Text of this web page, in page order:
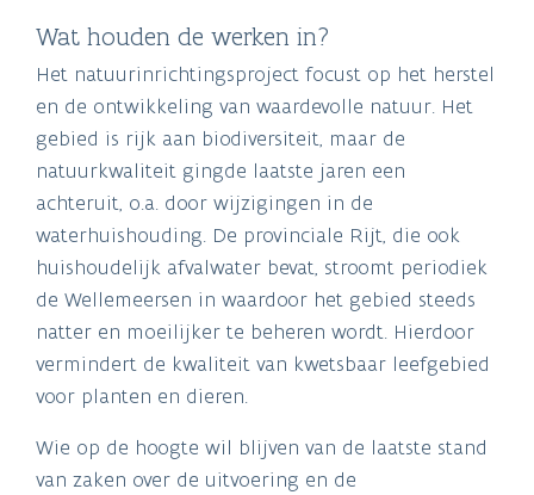
Wat houden de werken in?
Het natuurinrichtingsproject focust op het herstel
en de ontwikkeling van waardevolle natuur. Het
gebied is rijk aan biodiversiteit, maar de
natuurkwaliteit gingde laatste jaren een
achteruit, o.a. door wijzigingen in de
waterhuishouding. De provinciale Rijt, die ook
huishoudelijk afvalwater bevat, stroomt periodiek
de Wellemeersen in waardoor het gebied steeds
natter en moeilijker te beheren wordt. Hierdoor
vermindert de kwaliteit van kwetsbaar leefgebied
voor planten en dieren.
Wie op de hoogte wil blijven van de laatste stand
van zaken over de uitvoering en de